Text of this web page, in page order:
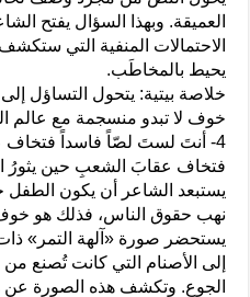
العميقة. وبهذا السؤال يفتح
الاحتمالات المنفية التي
يحيط بالمخاطَب.
خلاصة بيتية: يتحول التساؤل
خوف لا تبدو منسجمة مع عالم
4- أنتَ لستَ لصّاً فاسداً فتخاف
فتخاف عقابَ الشعبِ حين يثورُ
يستبعد الشاعر أن يكون الطفل
نهب حقوق الناس، فذلك هو
يستحضر صورة «آلهة التمر» ذات
إلى الأصنام التي كانت تُصنع من
الجوع. وتكشف هذه الصورة عن